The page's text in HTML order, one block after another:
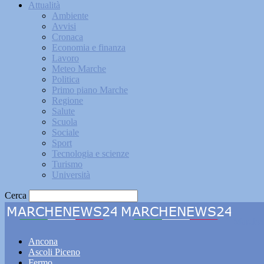
Attualità
Ambiente
Avvisi
Cronaca
Economia e finanza
Lavoro
Meteo Marche
Politica
Primo piano Marche
Regione
Salute
Scuola
Sociale
Sport
Tecnologia e scienze
Turismo
Università
Cerca
Ancona
Ascoli Piceno